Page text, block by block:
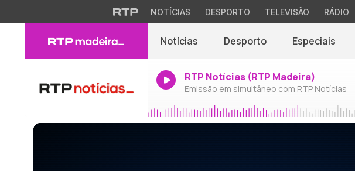
NOTÍCIAS DESPORTO TELEVISÃO RÁDIO
Notícias Desporto Especiais
RTP Notícias (RTP Madeira)
Emissão em simultâneo com RTP Notícias